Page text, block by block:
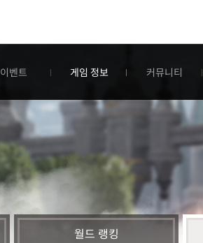
이벤트 게임 정보 커뮤니티
월드 랭킹